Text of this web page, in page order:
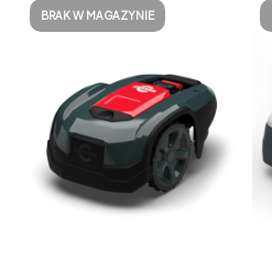
BRAK W MAGAZYNIE